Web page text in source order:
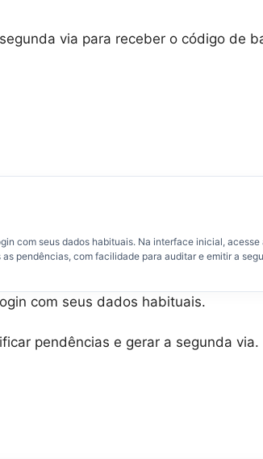
via para receber o código de
com seus dados habituais. Na interface inicial, acesse
pendências, com facilidade para auditar e emitir a
com seus dados habituais.
pendências e gerar a segunda via.